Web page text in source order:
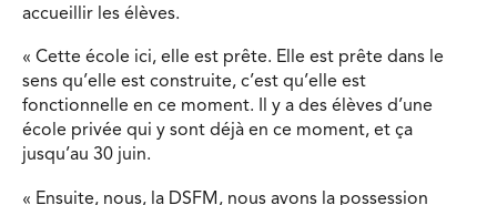
accueillir les élèves.
« Cette école ici, elle est prête. Elle est prête dans le
sens qu’elle est construite, c’est qu’elle est
fonctionnelle en ce moment.
Il y a des élèves d’une
école privée qui y sont déjà en ce moment, et ça
jusqu’au 30 juin.
« Ensuite, nous, la DSFM, nous avons la possession